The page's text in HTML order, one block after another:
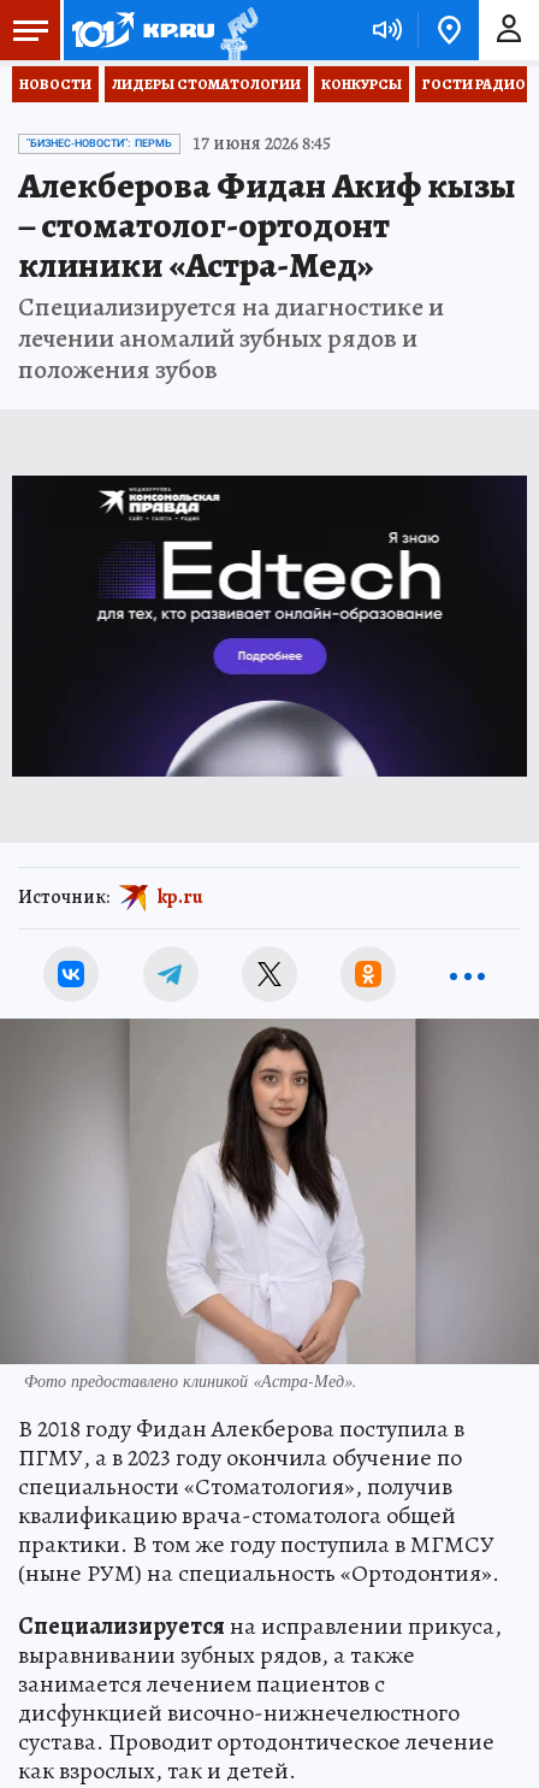
НОВОСТИ ЛИДЕРЫ СТОМАТОЛОГИИ КОНКУРСЫ ГОСТИ РАДИО
"БИЗНЕС-НОВОСТИ": ПЕРМЬ 17 июня 2026 8:45
Алекберова Фидан Акиф кызы
– стоматолог-ортодонт
клиники «Астра-Мед»
Специализируется на диагностике и
лечении аномалий зубных рядов и
положения зубов
Источник: kp.ru
Фото предоставлено клиникой «Астра-Мед».
В 2018 году Фидан Алекберова поступила в
ПГМУ, а в 2023 году окончила обучение по
специальности «Стоматология», получив
квалификацию врача-стоматолога общей
практики. В том же году поступила в МГМСУ
(ныне РУМ) на специальность «Ортодонтия».
Специализируетсяна исправлении прикуса,
выравнивании зубных рядов, а также
занимается лечением пациентов с
дисфункцией височно-нижнечелюстного
сустава. Проводит ортодонтическое лечение
как взрослых, так и детей.